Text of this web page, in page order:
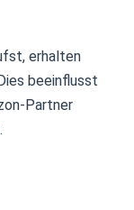
erhalten
beeinflusst
Partner